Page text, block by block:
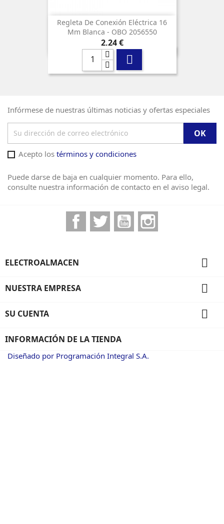
Regleta De Conexión Eléctrica 16
Mm Blanca - OBO 2056550
Precio
2,24 €

Infórmese de nuestras últimas noticias y ofertas especiales
Acepto los términos y condiciones
Puede darse de baja en cualquier momento. Para ello,
consulte nuestra información de contacto en el aviso legal.
FacebookTwitter YouTube
ELECTROALMACEN 
NUESTRA EMPRESA 
SU CUENTA 
INFORMACIÓN DE LA TIENDA
Diseñado por Programación Integral S.A.